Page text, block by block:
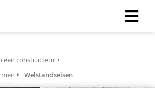
een constructeur
Welstandseisen